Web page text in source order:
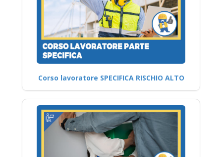
Corso lavoratore SPECIFICA RISCHIO ALTO